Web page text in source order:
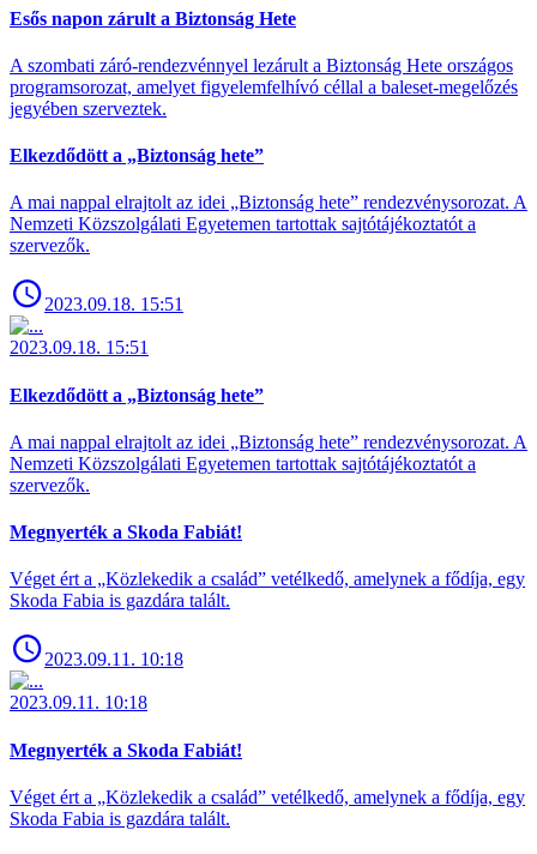
Esős napon zárult a Biztonság Hete
A szombati záró-rendezvénnyel lezárult a Biztonság Hete országos
programsorozat, amelyet figyelemfelhívó céllal a baleset-megelőzés
jegyében szerveztek.
Elkezdődött a „Biztonság hete”
A mai nappal elrajtolt az idei „Biztonság hete” rendezvénysorozat. A
Nemzeti Közszolgálati Egyetemen tartottak sajtótájékoztatót a
szervezők.
2023.09.18. 15:51
2023.09.18. 15:51
Elkezdődött a „Biztonság hete”
A mai nappal elrajtolt az idei „Biztonság hete” rendezvénysorozat. A
Nemzeti Közszolgálati Egyetemen tartottak sajtótájékoztatót a
szervezők.
Megnyerték a Skoda Fabiát!
Véget ért a „Közlekedik a család” vetélkedő, amelynek a fődíja, egy
Skoda Fabia is gazdára talált.
2023.09.11. 10:18
2023.09.11. 10:18
Megnyerték a Skoda Fabiát!
Véget ért a „Közlekedik a család” vetélkedő, amelynek a fődíja, egy
Skoda Fabia is gazdára talált.